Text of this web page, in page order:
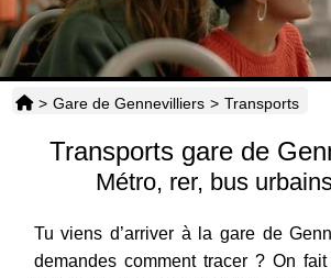
Hôtels
Taxis
Transports
Horaires
> Gare de Gennevilliers > Transports
Transports gare de
Métro, rer, bus
Tu viens d’arriver à la gare de
demandes comment tracer ? On